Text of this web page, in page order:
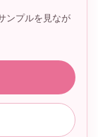
ンプルを見なが